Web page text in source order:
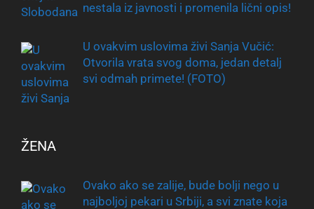
nestala iz javnosti i promenila lični opis!
U ovakvim uslovima živi Sanja Vučić:
Otvorila vrata svog doma, jedan detalj
svi odmah primete! (FOTO)
ŽENA
Ovako ako se zalije, bude bolji nego u
najboljoj pekari u Srbiji, a svi znate koja